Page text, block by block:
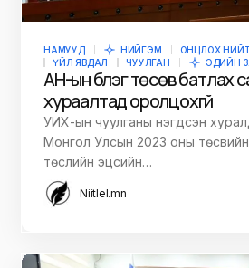
НАМУУД НИЙГЭМ ОНЦЛОХ
ҮЙЛ ЯВДАЛ
ЧУУЛГАН ЭДИЙН
АН-ын бүлэг төсөв батлах
хураалтад оролцохгүй
УИХ-ын чуулганы нэгдсэн
Монгол Улсын 2023 оны
төслийн эцсийн…
Niitlel.mn